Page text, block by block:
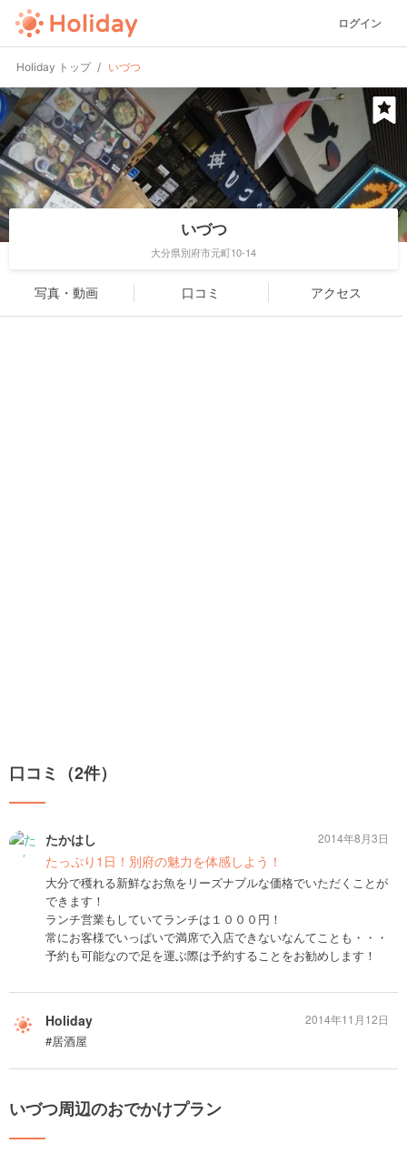
ログイン
Holiday トップ いづつ
いづつ
大分県別府市元町10-14
写真・動画 口コミ アクセス
口コミ（2件）
たかはし
たっぷり1日！別府の魅力を体感しよう！
大分で穫れる新鮮なお魚をリーズナブルな価格でいただくことが
できます！
ランチ営業もしていてランチは１０００円！
常にお客様でいっぱいで満席で入店できないなんてことも・・・
予約も可能なので足を運ぶ際は予約することをお勧めします！
2014年8月3日
Holiday
#居酒屋
2014年11月12日
いづつ周辺のおでかけプラン